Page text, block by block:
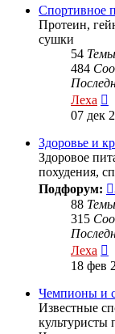
Спортивное
Протеин,
сушки
54 Темы
484
Леха
к
07 дек
Здоровье и
Здоровое
похудения,
Подфорум:
88 Темы
315
Леха
к
18 фев
Чемпионы и
Известные
культуристы